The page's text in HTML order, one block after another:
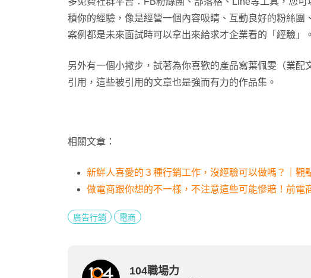
積你的經驗，像是經營一個內容吸睛、互動良好的粉絲團
案例都是未來面試時可以拿出來給求才企業看的「經驗」。
另外有一個小撇步，試著為你喜歡的產品寫葉佩雯（業配
引用，這些被引用的文章也是強而有力的作品集。
相關文章：
新鮮人喜愛的３種行銷工作，沒經驗可以做嗎？｜觀
做電商跟你想的不一樣，不注意這些可能慘賠！前電
廣告行銷 電商
104職場力